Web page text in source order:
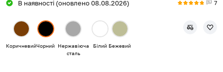
В наявності (оновлено 08.08.2026) 7
КоричневийЧорний Нержавіюча
сталь
Білий Бежевий